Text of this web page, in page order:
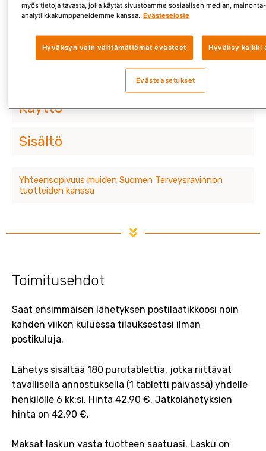
vegaaninen.
B12-vitamiinia vegaanisena ja tehokkaasti
imeytyvässä muodossa.
Käyttö
Sisältö
Yhteensopivuus muiden Suomen Terveysravinnon
tuotteiden kanssa
Toimitusehdot
Saat ensimmäisen lähetyksen postilaatikkoosi noin
kahden viikon kuluessa tilauksestasi ilman
postikuluja.
Lähetys sisältää 180 purutablettia, jotka riittävät
tavallisella annostuksella (1 tabletti päivässä) yhdelle
henkilölle 6 kk:si. Hinta 42,90 €. Jatkolähetyksien
hinta on 42,90 €.
Maksat laskun vasta tuotteen saatuasi. Lasku on
myös tietoja tavasta, jolla käytät sivustoamme sosiaalisen median,
analytiikkakumppaneidemme kanssa. Evästeseloste
Hyväksyn vain välttämättömät evästeet Hyväksy kaikki
Evästeasetukset